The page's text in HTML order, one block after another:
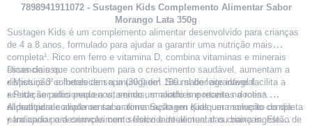
7898941911072 - Sustagen Kids Complemento Alimentar Sabor
Morango Lata 350g
Sustagen Kids é um complemento alimentar desenvolvido para crianças
de 4 a 8 anos, formulado para ajudar a garantir uma nutrição mais
completa¹. Rico em ferro e vitamina D, combina vitaminas e minerais
essenciais que contribuem para o crescimento saudável, aumentam a
disposição² e fortalecem a imunidade³. Seu sabor agradável facilita a
aceitação pelos pequenos, sendo um aliado importante na rotina
alimentar.
Dicas de uso:
• Misture 3 colheres de sopa (30g) em 180 ml de leite integral.
• Pode ser adicionado a vitaminas, smoothies e receitas doces⁴.
• Ideal para complementar a alimentação em qualquer momento do dia.
• Indicado para crianças com seletividade alimentar ou baixa ingestão de
A praticidade aliada ao sabor torna Sustagen Kids uma solução completa
para apoiar o desenvolvimento físico e intelectual das crianças. Ele